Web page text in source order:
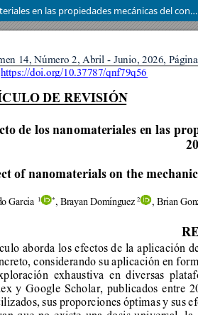
Efecto de los nanomateriales en las propiedades mecánicas del concreto: Una revisión 2021–2025